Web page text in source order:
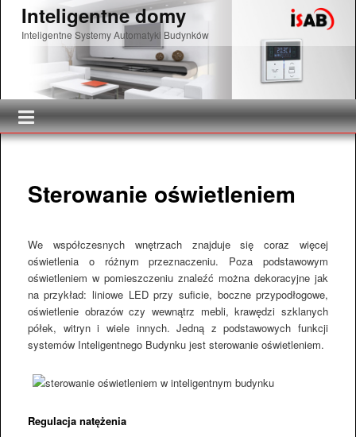
Inteligentne domy
Inteligentne Systemy Automatyki Budynków
Główne menu
Przeskocz do tekstu
Przeskocz do widgetów
Sterowanie oświetleniem
We współczesnych wnętrzach znajduje się coraz więcej
oświetlenia o różnym przeznaczeniu. Poza podstawowym
oświetleniem w pomieszczeniu znaleźć można dekoracyjne jak
na przykład: liniowe LED przy suficie, boczne przypodłogowe,
oświetlenie obrazów czy wewnątrz mebli, krawędzi szklanych
półek, witryn i wiele innych. Jedną z podstawowych funkcji
systemów Inteligentnego Budynku jest sterowanie oświetleniem.
Regulacja natężenia